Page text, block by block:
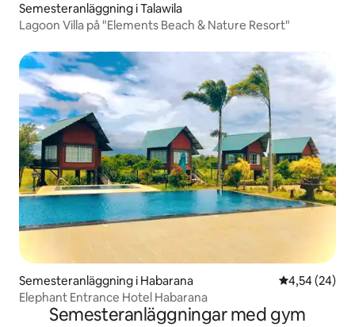
Semesteranläggning i Talawila
Lagoon Villa på "Elements Beach & Nature Resort"
Semesteranläggning i Habarana 4,54 av 5 i
4,54 (24)
Elephant Entrance Hotel Habarana
Semesteranläggningar med gym